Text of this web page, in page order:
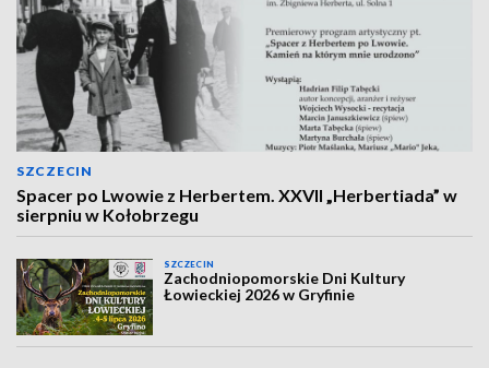
SZCZECIN
Spacer po Lwowie z Herbertem. XXVII „Herbertiada” w
sierpniu w Kołobrzegu
SZCZECIN
Zachodniopomorskie Dni Kultury
Łowieckiej 2026 w Gryfinie